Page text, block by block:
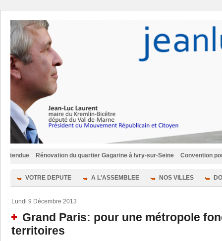
Rénovation du quartier Gagarine à Ivry-sur-Seine Convention pour une
VOTRE DEPUTE A L'ASSEMBLEE NOS VILLES
Lundi 9 Décembre 2013
Grand Paris: pour une métropole
territoires